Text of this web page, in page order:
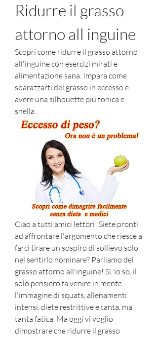
Ridurre il grasso
attorno all inguine
Scopri come ridurre il grasso attorno
all'inguine con esercizi mirati e
alimentazione sana. Impara come
sbarazzarti del grasso in eccesso e
avere una silhouette più tonica e
snella.
Ciao a tutti amici lettori! Siete pronti
ad affrontare l'argomento che riesce a
farci tirare un sospiro di sollievo solo
nel sentirlo nominare? Parliamo del
grasso attorno all'inguine! Sì, lo so, il
solo pensiero fa venire in mente
l'immagine di squats, allenamenti
intensi, diete restrittive e tanta, ma
tanta fatica. Ma oggi vi voglio
dimostrare che ridurre il grasso